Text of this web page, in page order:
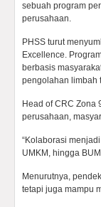
sebuah program
perusahaan.
PHSS turut
Excellence.
berbasis
pengolahan limbah
Head of CRC Zona
perusahaan,
“Kolaborasi
UMKM, hingga
Menurutnya,
tetapi juga mampu